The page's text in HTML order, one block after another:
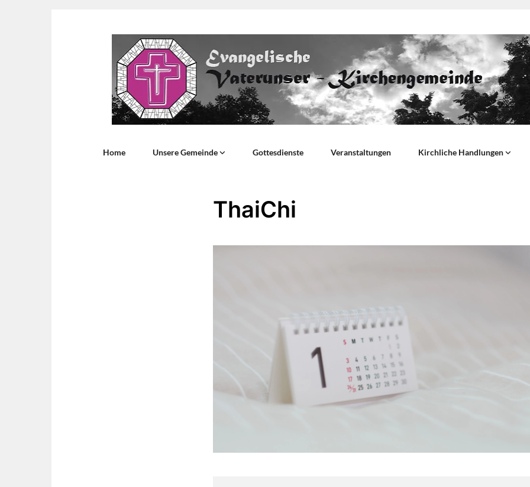
Home Unsere Gemeinde Gottesdienste Veranstaltungen Kirchliche Handlungen
ThaiChi